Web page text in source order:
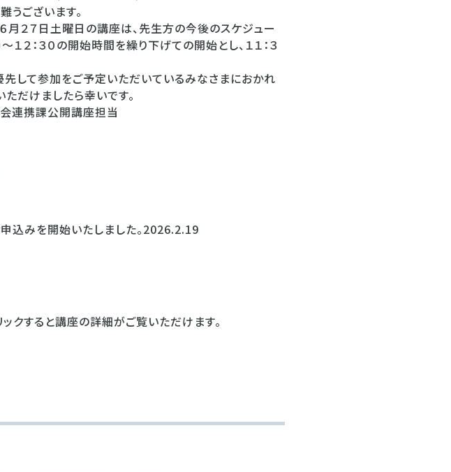
うございます。
月２７日土曜日の講座は、先生方の今後のスケジュー
２：３０の開始時間を繰り下げての開始とし、１１：３
して参加をご予定いただいているみなさまにおかれ
だけましたら幸いです。
開講座担当
申込みを開始いたしました。2026.2.19
クすると講座の詳細がご覧いただけます。